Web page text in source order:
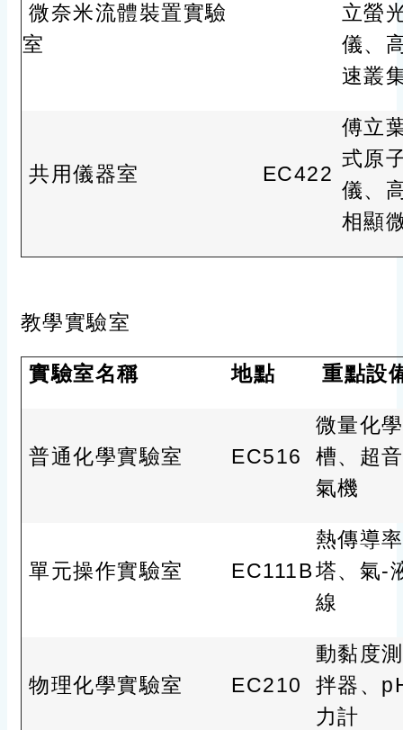
微奈米流體裝置實驗
室
立螢
儀、
速叢
共用儀器室 EC422
傅立
式原
儀、
相顯
教學實驗室
實驗室名稱 地點 重點設
普通化學實驗室 EC516
微量化
槽、超
氣機
單元操作實驗室 EC111B
熱傳導
塔、氣-
線
物理化學實驗室 EC210
動黏度
拌器、
力計